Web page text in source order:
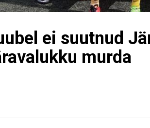
ei suutnud
murda